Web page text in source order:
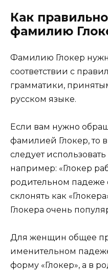
Как
фамилию
Фамилию Глокер
соответствии с
грамматики,
русском языке.
Если вам нужно
фамилией Глокер, то
следует
например: «Глокер
родительном
склонять как
Глокера очень
Для женщин общее
именительном
форму «Глокер», а в